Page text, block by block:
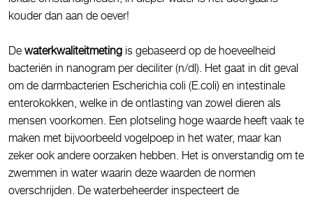
kouder dan aan de oever!
De waterkwaliteitmeting is gebaseerd op de hoeveelheid
bacteriën in nanogram per deciliter (n/dl). Het gaat in dit geval
om de darmbacterien Escherichia coli (E.coli) en intestinale
enterokokken, welke in de ontlasting van zowel dieren als
mensen voorkomen. Een plotseling hoge waarde heeft vaak te
maken met bijvoorbeeld vogelpoep in het water, maar kan
zeker ook andere oorzaken hebben. Het is onverstandig om te
zwemmen in water waarin deze waarden de normen
overschrijden. De waterbeheerder inspecteert de